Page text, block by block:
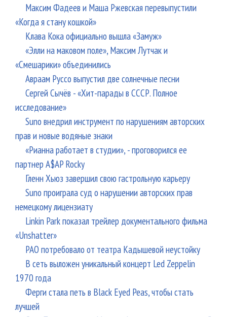
Максим Фадеев и Маша Ржевская перевыпустили
«Когда я стану кошкой»
Клава Кока официально вышла «Замуж»
«Элли на маковом поле», Максим Лутчак и
«Смешарики» объединились
Авраам Руссо выпустил две солнечные песни
Сергей Сычёв - «Хит-парады в СССР. Полное
исследование»
Suno внедрил инструмент по нарушениям авторских
прав и новые водяные знаки
«Рианна работает в студии», - проговорился ее
партнер A$AP Rocky
Гленн Хьюз завершил свою гастрольную карьеру
Suno проиграла суд о нарушении авторских прав
немецкому лицензиату
Linkin Park показал трейлер документального фильма
«Unshatter»
РАО потребовало от театра Кадышевой неустойку
В сеть выложен уникальный концерт Led Zeppelin
1970 года
Ферги стала петь в Black Eyed Peas, чтобы стать
лучшей